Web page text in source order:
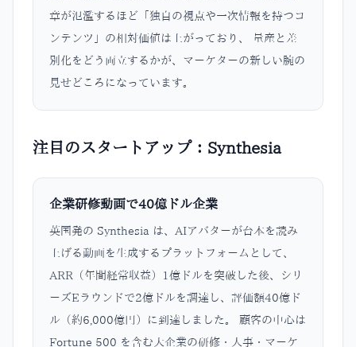
章が氾濫するほど「独自の視点や一次情報を持つコ
ンテンツ」の相対価値は上がっており、 量産と差
別化をどう両立するかが、マーケターの新しい腕の
見せどころになっています。
注目のスタートアップ：Synthesia
企業研修動画で40億ドル企業
英国発の Synthesia は、AIアバターが台本を読み
上げる動画を生成するプラットフォームとして、
ARR（年間経常収益）1億ドルを突破した後、シリ
ーズEラウンドで2億ドルを調達し、評価額40億ド
ル（約6,000億円）に到達しました。 顧客の中心は
Fortune 500 を含む大企業の研修・人事・マーケ